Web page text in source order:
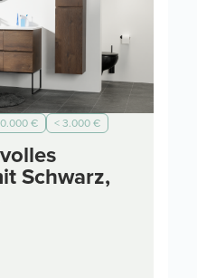
€
< 3.000 €
Schwarz,